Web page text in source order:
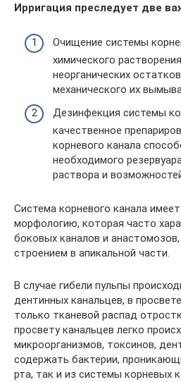
Ирригация преследует две
Очищение системы
химического
неорганических
механического их
Дезинфекция системы
качественное
корневого канала
необходимого
раствора и
Система корневого канала
морфологию, которая часто
боковых каналов и
строением в апикальной части.
В случае гибели пульпы
дентинных канальцев, в
только тканевой распад
просвету канальцев легко
микроорганизмов, токсинов,
содержать бактерии,
рта, так и из системы корневых